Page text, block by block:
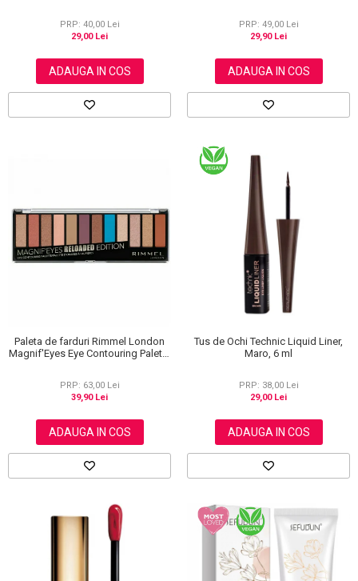
PRP: 40,00 Lei
29,00 Lei
ADAUGA IN COS
PRP: 49,00 Lei
29,90 Lei
ADAUGA IN COS
Paleta de farduri Rimmel London
Magnif'Eyes Eye Contouring Palette
PRP: 63,00 Lei
39,90 Lei
ADAUGA IN COS
Tus de Ochi Technic Liquid Liner,
Maro, 6 ml
PRP: 38,00 Lei
29,00 Lei
ADAUGA IN COS